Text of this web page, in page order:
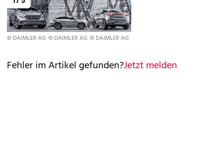
© DAIMLER AG © DAIMLER AG © DAIMLER AG
Fehler im Artikel gefunden?Jetzt melden